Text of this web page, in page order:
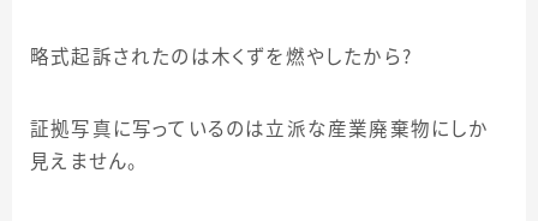
略式起訴されたのは木くずを燃やしたから？
証拠写真に写っているのは立派な産業廃棄物にしか
見えません。